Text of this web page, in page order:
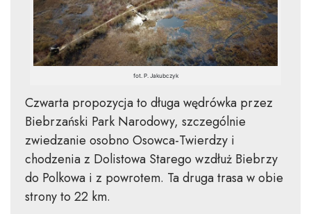
fot. P. Jakubczyk
Czwarta propozycja to długa wędrówka przez
Biebrzański Park Narodowy, szczególnie
zwiedzanie osobno Osowca-Twierdzy i
chodzenia z Dolistowa Starego wzdłuż Biebrzy
do Polkowa i z powrotem. Ta druga trasa w obie
strony to 22 km.